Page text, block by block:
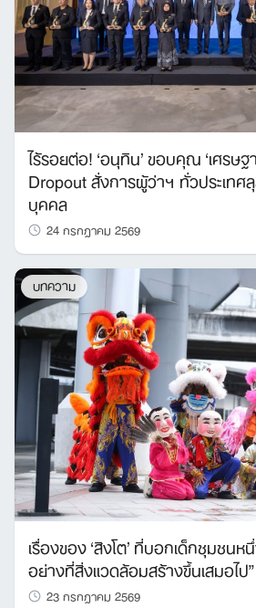
Search
for:
ไร้รอยต่อ! ‘อนุทิน’ ขอบคุณ ‘เศรษ
Dropout สั่งการผู้ว่าฯ ทั่วประเทศ
บุคคล
24 กรกฎาคม 2569
บทความ
เรื่องของ ‘สิงโต’ ที่บอกเด็กชุมชนห
อย่างที่สิ่งแวดล้อมสร้างขึ้นเสมอไป”
23 กรกฎาคม 2569